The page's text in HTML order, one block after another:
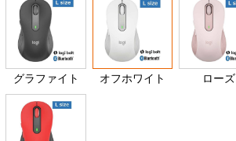
グラファイト オフホワイト ローズ